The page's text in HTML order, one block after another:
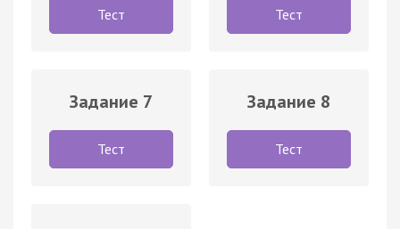
Тест Тест
Задание 7
Тест
Задание 8
Тест